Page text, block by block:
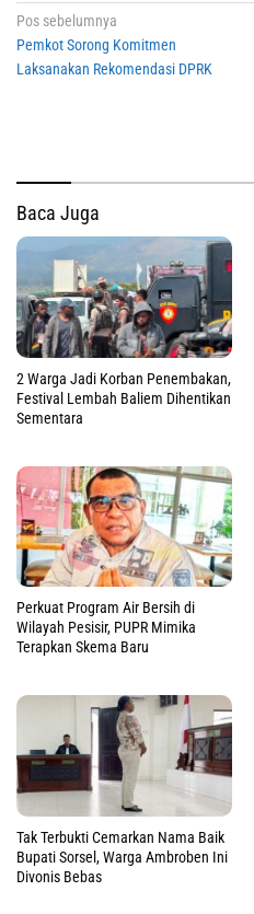
Navigasi
pos
Pos sebelumnya
Pemkot Sorong Komitmen
Laksanakan Rekomendasi DPRK
Baca Juga
2 Warga Jadi Korban Penembakan,
Festival Lembah Baliem Dihentikan
Sementara
Perkuat Program Air Bersih di
Wilayah Pesisir, PUPR Mimika
Terapkan Skema Baru
Tak Terbukti Cemarkan Nama Baik
Bupati Sorsel, Warga Ambroben Ini
Divonis Bebas